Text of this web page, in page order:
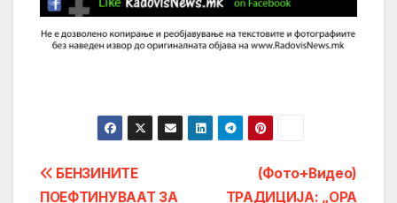
Post
(Фото+Видео)
ТРАДИЦИЈА: „ОРА
БЕНЗИНИТЕ
ПОЕФТИНУВААТ ЗА